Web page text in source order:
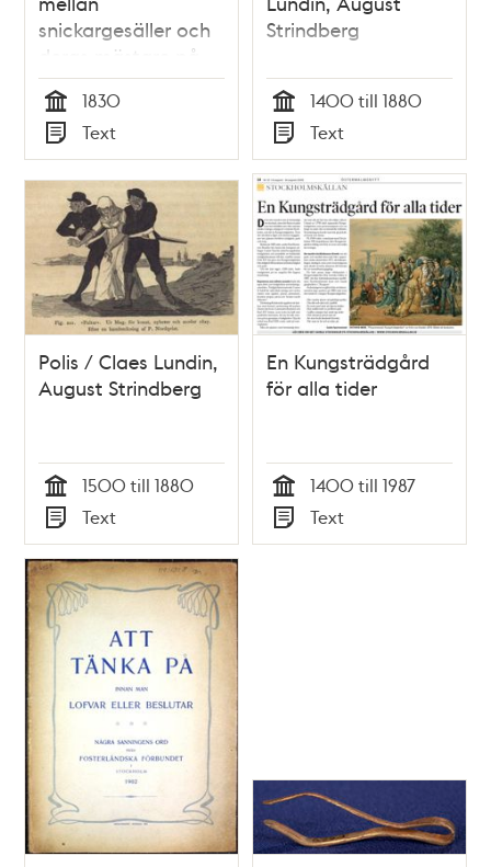
snickargesäller och
deras mästare på
1800-talet] Skydd
för mästare och
varning för
uppstudsige
gesäller eller
Stockholm södre
förstads kämners-
rätts protocoll och
utslag, ang. hall-och
manufactur-
Sandström
gesällerne
Wallén
Tid
1830
Typ
Text
Strindberg
Tid
1400 till 1880
Typ
Text
Polis / Claes Lundin,
August Strindberg
Tid
1500 till 1880
Typ
Text
En Kungsträdgård
för alla tider
Tid
1400 till 1987
Typ
Text